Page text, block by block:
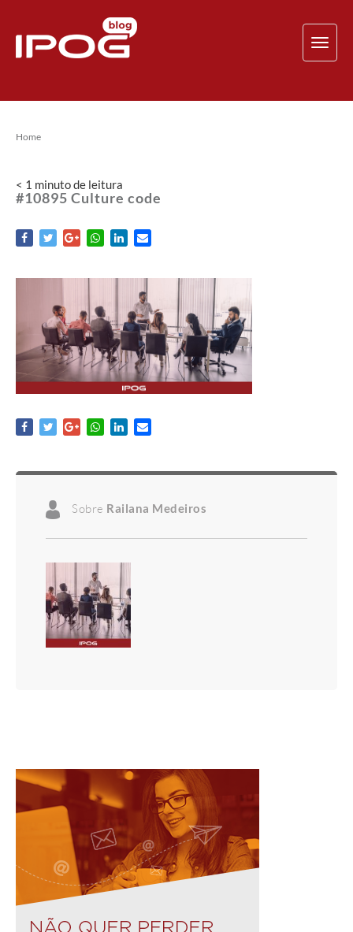
Home
< 1 minutode leitura
#10895 Culture code
Sobre Railana Medeiros